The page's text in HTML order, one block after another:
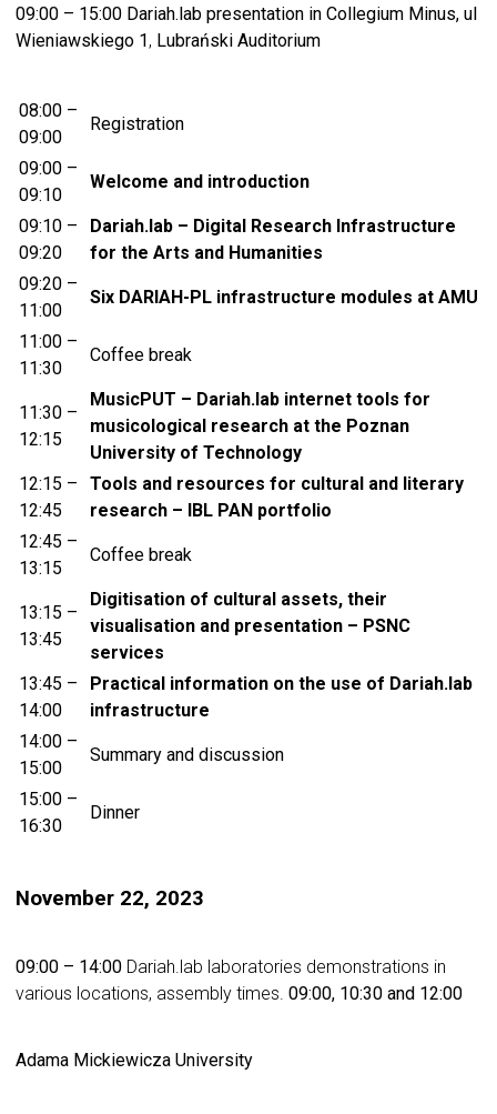
09:00 – 15:00 Dariah.lab presentation in Collegium Minus, ul
Wieniawskiego 1, Lubrański Auditorium
08:00 –
09:00
Registration
09:00 –
09:10
Welcome and introduction
09:10 –
09:20
Dariah.lab – Digital Research Infrastructure
for the Arts and Humanities
09:20 –
11:00
Six DARIAH-PL infrastructure modules at AMU
11:00 –
11:30
Coffee break
11:30 –
12:15
MusicPUT – Dariah.lab internet tools for
musicological research at the Poznan
University of Technology
12:15 –
12:45
Tools and resources for cultural and literary
research – IBL PAN portfolio
12:45 –
13:15
Coffee break
13:15 –
13:45
Digitisation of cultural assets, their
visualisation and presentation – PSNC
services
13:45 –
14:00
Practical information on the use of Dariah.lab
infrastructure
14:00 –
15:00
Summary and discussion
15:00 –
16:30
Dinner
November 22, 2023
09:00 – 14:00 Dariah.lab laboratories demonstrations in
various locations, assembly times. 09:00, 10:30 and 12:00
Adama Mickiewicza University